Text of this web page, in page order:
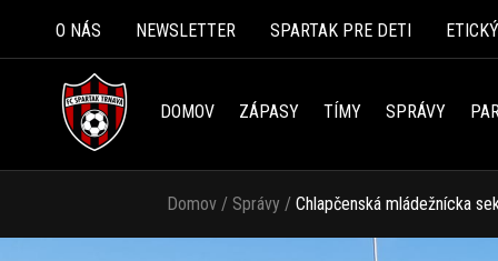
O NÁS NEWSLETTER SPARTAK PRE DETI
DOMOV ZÁPASY TÍMY SPRÁVY
Domov / Správy / Chlapčenská mládežnícka